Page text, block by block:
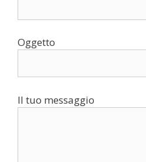
Oggetto
Il tuo messaggio